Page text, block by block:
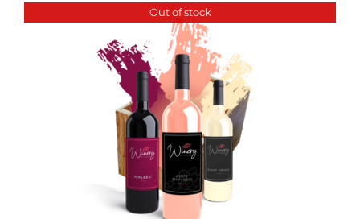
Out of stock